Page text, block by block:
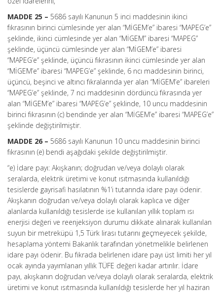
MADDE 25 – 5686 sayılı Kanunun 5 inci maddesinin ikinci
fıkrasının birinci cümlesinde yer alan “MİGEM’e” ibaresi “MAPEG’e”
şeklinde, ikinci cümlesinde yer alan “MİGEM” ibaresi “MAPEG”
şeklinde, üçüncü cümlesinde yer alan “MİGEM’e” ibaresi
“MAPEG’e” şeklinde, üçüncü fıkrasının ikinci cümlesinde yer alan
“MİGEM’e” ibaresi “MAPEG’e” şeklinde, 6 ncı maddesinin birinci,
üçüncü, beşinci ve altıncı fıkralarında yer alan “MİGEM’e” ibareleri
“MAPEG’e” şeklinde, 7 nci maddesinin dördüncü fıkrasında yer
alan “MİGEM’e” ibaresi “MAPEG’e” şeklinde, 10 uncu maddesinin
birinci fıkrasının (c) bendinde yer alan “MİGEM’e” ibaresi “MAPEG’e”
şeklinde değiştirilmiştir.
MADDE 26 – 5686 sayılı Kanunun 10 uncu maddesinin birinci
fıkrasının (e) bendi aşağıdaki şekilde değiştirilmiştir.
“e) İdare payı: Akışkanın; doğrudan ve/veya dolaylı olarak
seralarda, elektrik üretimi ve konut ısıtmasında kullanıldığı
tesislerde gayrisafi hasılatının %1’i tutarında idare payı ödenir.
Akışkanın doğrudan ve/veya dolaylı olarak kaplıca ve diğer
alanlarda kullanıldığı tesislerde ise kullanılan yıllık toplam ısı
enerjisi değeri ve reenjeksiyon durumu dikkate alınarak kullanılan
suyun bir metreküpü 1,5 Türk lirası tutarını geçmeyecek şekilde,
hesaplama yöntemi Bakanlık tarafından yönetmelikle belirlenen
idare payı ödenir. Bu fıkrada belirlenen idare payı üst limiti her yıl
ocak ayında yayımlanan yıllık TÜFE değeri kadar artırılır. İdare
payı, akışkanın doğrudan ve/veya dolaylı olarak seralarda, elektrik
üretimi ve konut ısıtmasında kullanıldığı tesislerde her yıl haziran